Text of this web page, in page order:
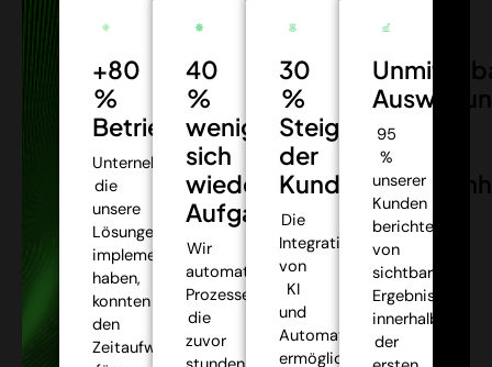
+80
%
Betriebseffizienz:
Unternehmen,
die
unsere
Lösungen
implementiert
haben,
konnten
den
Zeitaufwand
40
%
weniger
sich
wiederholende
Aufgaben:
Wir
automatisieren
Prozesse,
die
zuvor
30
%
Steigerung
der
Die
Integration
von
KI
und
Automatisierung
ermöglichte
95
%
unserer
Kunden
berichteten
von
sichtbaren
Ergebnissen
innerhalb
der